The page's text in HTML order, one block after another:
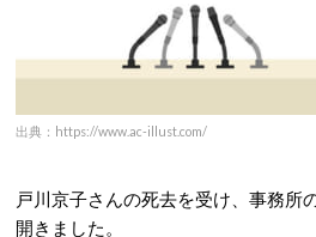
出典：https://www.ac-illust.com/
戸川京子さんの死去を受け、事務所
開きました。